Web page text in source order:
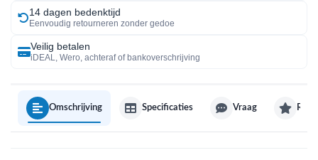
14 dagen bedenktijd
Eenvoudig retourneren zonder gedoe
Veilig betalen
iDEAL, Wero, achteraf of bankoverschrijving
Omschrijving Specificaties Vraag